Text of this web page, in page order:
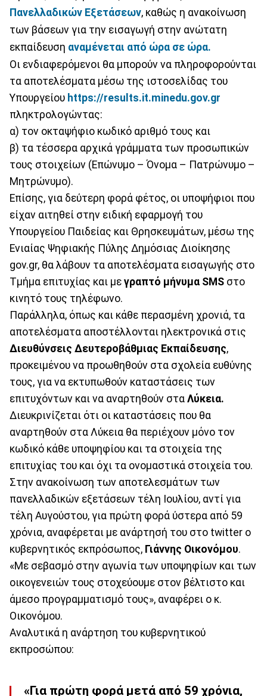
Πανελλαδικών Εξετάσεων, καθώς η ανακοίνωση
των βάσεων για την εισαγωγή στην ανώτατη
εκπαίδευση αναμένεται από ώρα σε ώρα.
Οι ενδιαφερόμενοι θα μπορούν να πληροφορούνται
τα αποτελέσματα μέσω της ιστοσελίδας του
Υπουργείου https://results.it.minedu.gov.gr
πληκτρολογώντας:
α) τον οκταψήφιο κωδικό αριθμό τους και
β) τα τέσσερα αρχικά γράμματα των προσωπικών
τους στοιχείων (Επώνυμο – Όνομα – Πατρώνυμο –
Μητρώνυμο).
Επίσης, για δεύτερη φορά φέτος, οι υποψήφιοι που
είχαν αιτηθεί στην ειδική εφαρμογή του
Υπουργείου Παιδείας και Θρησκευμάτων, μέσω της
Ενιαίας Ψηφιακής Πύλης Δημόσιας Διοίκησης
gov.gr, θα λάβουν τα αποτελέσματα εισαγωγής στο
Τμήμα επιτυχίας και με γραπτό μήνυμα SMS στο
κινητό τους τηλέφωνο.
Παράλληλα, όπως και κάθε περασμένη χρονιά, τα
αποτελέσματα αποστέλλονται ηλεκτρονικά στις
Διευθύνσεις Δευτεροβάθμιας Εκπαίδευσης,
προκειμένου να προωθηθούν στα σχολεία ευθύνης
τους, για να εκτυπωθούν καταστάσεις των
επιτυχόντων και να αναρτηθούν στα Λύκεια.
Διευκρινίζεται ότι οι καταστάσεις που θα
αναρτηθούν στα Λύκεια θα περιέχουν μόνο τον
κωδικό κάθε υποψηφίου και τα στοιχεία της
επιτυχίας του και όχι τα ονομαστικά στοιχεία του.
Στην ανακοίνωση των αποτελεσμάτων των
πανελλαδικών εξετάσεων τέλη Ιουλίου, αντί για
τέλη Αυγούστου, για πρώτη φορά ύστερα από 59
χρόνια, αναφέρεται με ανάρτησή του στο twitter ο
κυβερνητικός εκπρόσωπος, Γιάννης Οικονόμου.
«Με σεβασμό στην αγωνία των υποψηφίων και των
οικογενειών τους στοχεύουμε στον βέλτιστο και
άμεσο προγραμματισμό τους», αναφέρει ο κ.
Οικονόμου.
Αναλυτικά η ανάρτηση του κυβερνητικού
εκπροσώπου:
«Για πρώτη φορά μετά από 59 χρόνια,